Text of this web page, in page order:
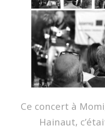
Ce concert à
Hainaut,